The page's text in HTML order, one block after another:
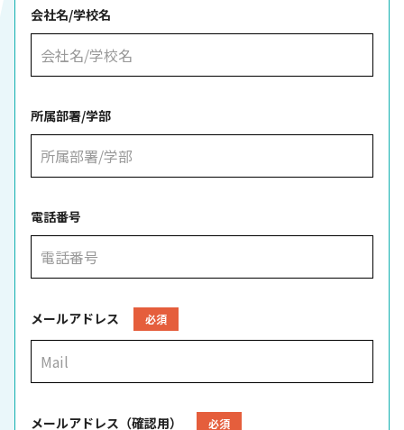
会社名/学校名
所属部署/学部
電話番号
メールアドレス 必須
メールアドレス（確認用） 必須